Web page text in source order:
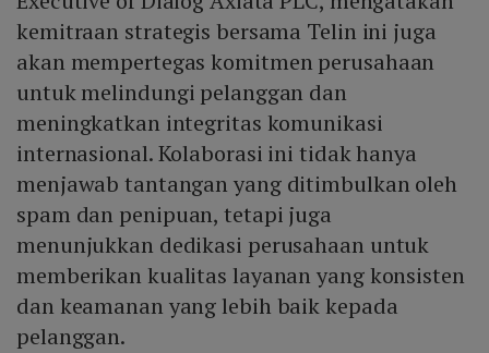
kemitraan strategis bersama Telin ini juga
akan mempertegas komitmen perusahaan
untuk melindungi pelanggan dan
meningkatkan integritas komunikasi
internasional. Kolaborasi ini tidak hanya
menjawab tantangan yang ditimbulkan oleh
spam dan penipuan, tetapi juga
menunjukkan dedikasi perusahaan untuk
memberikan kualitas layanan yang konsisten
dan keamanan yang lebih baik kepada
pelanggan.